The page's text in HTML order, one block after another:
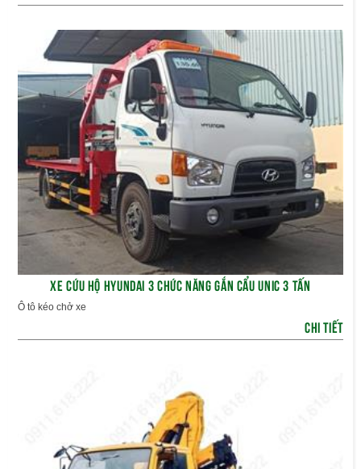
XE CỨU HỘ HYUNDAI 3 CHỨC NĂNG GẮN CẨU UNIC 3 TẤN
Ô tô kéo chở xe
CHI TIẾT